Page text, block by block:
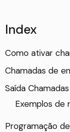
Index
Como ativar
Chamadas de
Saída
Exemplos de
Programação